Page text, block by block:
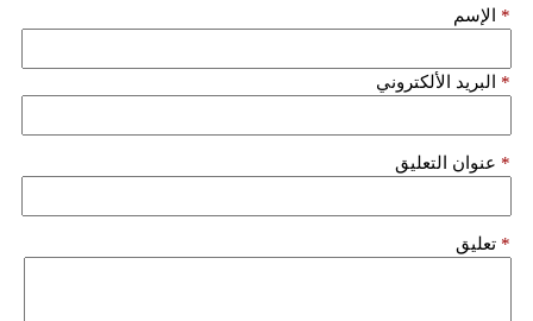
الإسم *
البريد الألكتروني *
عنوان التعليق *
تعليق *